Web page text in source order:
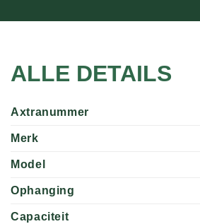
ALLE DETAILS
Axtranummer
Merk
Model
Ophanging
Capaciteit